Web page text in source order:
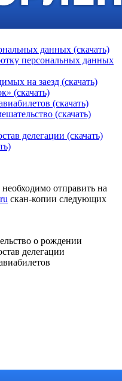
данных (скачать)
персональных данных
на заезд (скачать)
(скачать)
(скачать)
(скачать)
делегации (скачать)
отправить на
скан-копии следующих
о рождении
делегации